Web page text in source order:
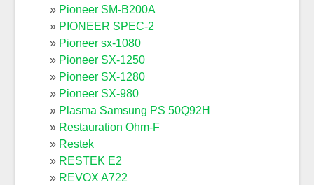
Pioneer SM-B200A
PIONEER SPEC-2
Pioneer sx-1080
Pioneer SX-1250
Pioneer SX-1280
Pioneer SX-980
Plasma Samsung PS 50Q92H
Restauration Ohm-F
Restek
RESTEK E2
REVOX A722